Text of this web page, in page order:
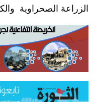
الزراعة الصحراوية